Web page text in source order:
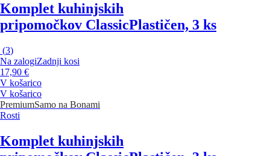
Komplet kuhinjskih
pripomočkov ClassicPlastičen, 3 ks
(3)
Na zalogiZadnji kosi
17,90 €
V košarico
V košarico
PremiumSamo na Bonami
Rosti
Komplet kuhinjskih